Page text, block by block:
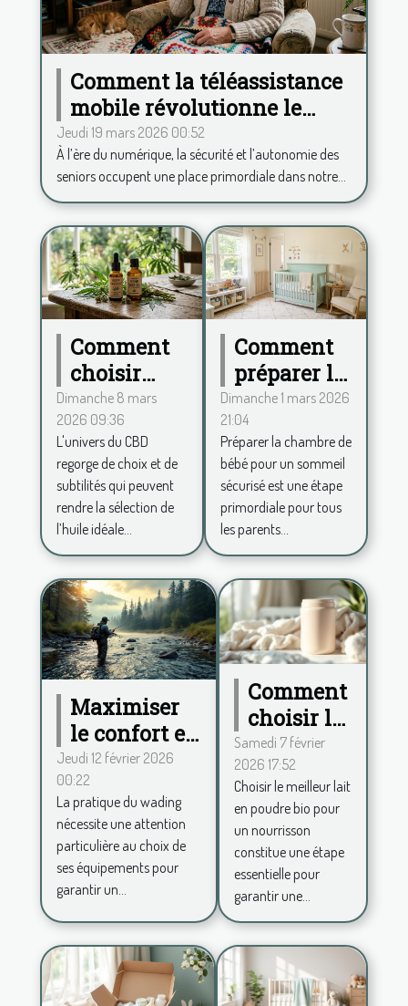
Comment la téléassistance
mobile révolutionne le
quotidien des seniors ?
Jeudi 19 mars 2026 00:52
À l’ère du numérique, la sécurité et l’autonomie des
seniors occupent une place primordiale dans notre...
Comment
choisir
entre
spectre
complet et
large pour
votre huile
de CBD ?
Dimanche 8 mars
2026 09:36
L'univers du CBD
regorge de choix et de
subtilités qui peuvent
rendre la sélection de
l’huile idéale...
Comment
préparer la
chambre
de bébé
pour un
sommeil
sécurisé ?
Dimanche 1 mars 2026
21:04
Préparer la chambre de
bébé pour un sommeil
sécurisé est une étape
primordiale pour tous
les parents...
Maximiser
le confort en
wading :
conseils
pour choisir
ses
équipements
Jeudi 12 février 2026
00:22
La pratique du wading
nécessite une attention
particulière au choix de
ses équipements pour
garantir un...
Comment
choisir le
meilleur
lait en
poudre
bio pour
votre
bébé?
Samedi 7 février
2026 17:52
Choisir le meilleur lait
en poudre bio pour
un nourrisson
constitue une étape
essentielle pour
garantir une...